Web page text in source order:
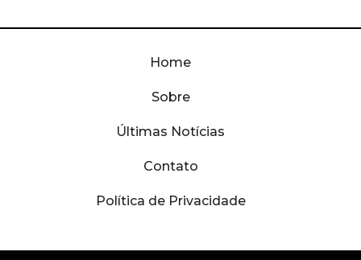
Home
Sobre
Últimas Notícias
Contato
Política de Privacidade